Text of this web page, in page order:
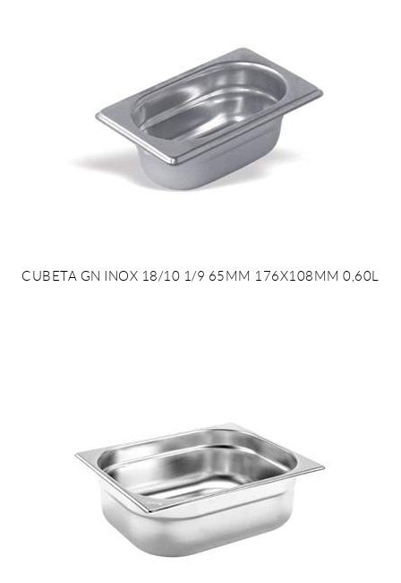
CUBETA GN INOX 18/10 1/9 65MM 176X108MM 0,60L